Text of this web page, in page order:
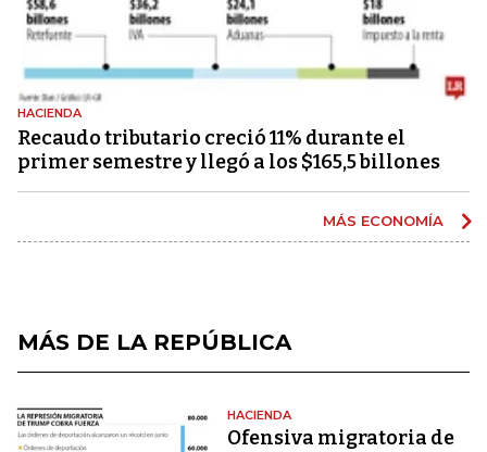
HACIENDA
Recaudo tributario creció 11% durante el
primer semestre y llegó a los $165,5 billones
MÁS ECONOMÍA
MÁS DE LA REPÚBLICA
HACIENDA
Ofensiva migratoria de